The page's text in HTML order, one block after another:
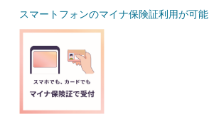
スマートフォンのマイナ保険証利用が可能